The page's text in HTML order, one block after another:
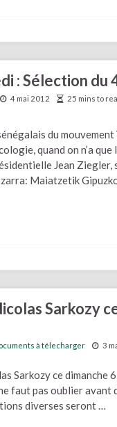
: Sélection du
4 mai 2012 25 mins to
sénégalais du
quand on n’a
Jean
Maiatzetik
Sarkozy
à télecharger 3
Sarkozy ce
faut pas oublier avant
diverses seront …